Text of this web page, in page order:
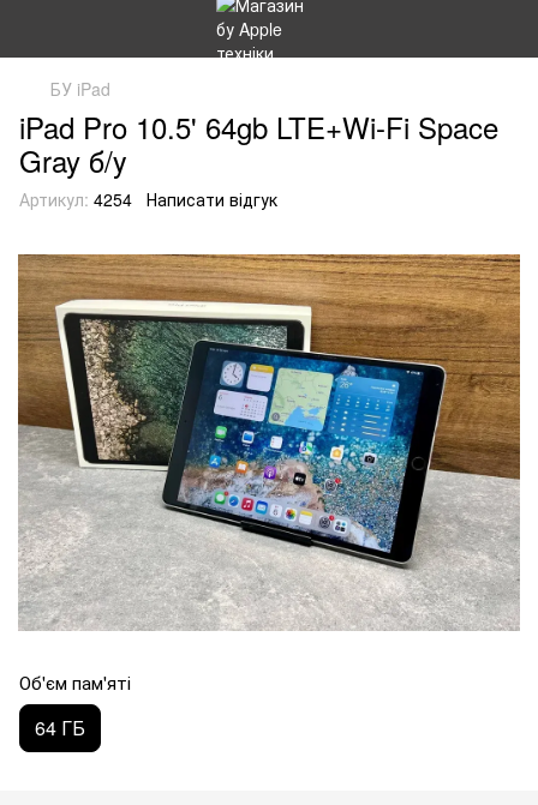
БУ iPad
iPad Pro 10.5' 64gb LTE+Wi-Fi Space
Gray б/у
Артикул: 4254 Написати відгук
Об'єм пам'яті
64 ГБ